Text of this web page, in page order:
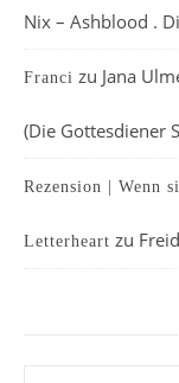
Nix – Ashblood .
Franci zu Jana
(Die Gottesdiener
Rezension | Wenn
Letterheart zu